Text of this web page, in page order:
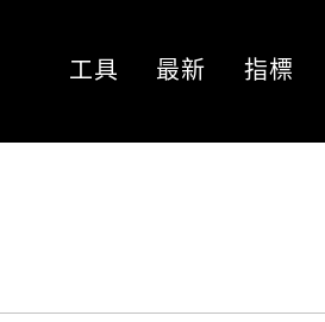
工具 最新 指標